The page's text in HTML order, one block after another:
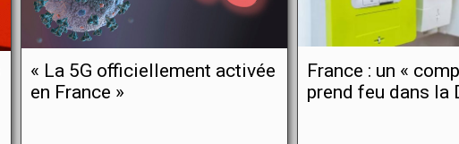
« La 5G officiellement activée
en France »
France : un «
prend feu dans la